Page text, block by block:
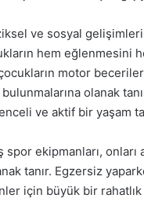
ve sosyal
hem eğlenmesini
motor
olanak
ve aktif bir yaşam
spor ekipmanları,
tanır. Egzersiz
için büyük bir